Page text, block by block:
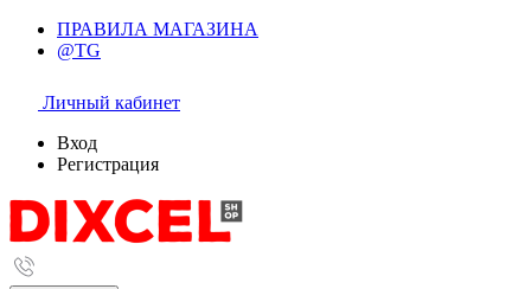
ПРАВИЛА МАГАЗИНА
@TG
Личный кабинет
Вход
Регистрация